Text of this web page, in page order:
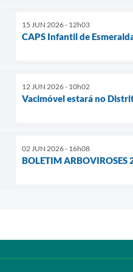
15 JUN 2026 - 12h03
CAPS Infantil de
12 JUN 2026 - 10h02
Vacimóvel estará no
02 JUN 2026 - 16h08
BOLETIM